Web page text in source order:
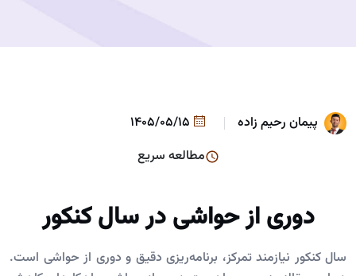
پیمان رحیم زاده
مطالعه سریع
دوری از حواشی در سال کنکور
سال کنکور نیازمند تمرکز، برنامه‌ریزی دقیق و دوری از حواشی است.